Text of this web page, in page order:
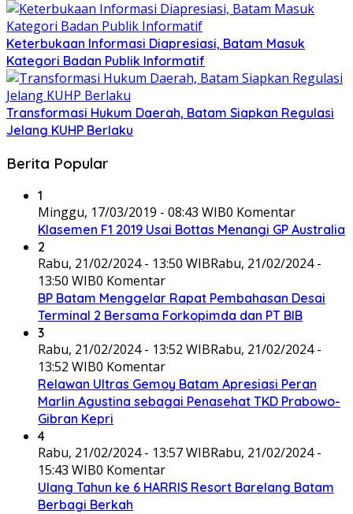
Keterbukaan Informasi Diapresiasi, Batam Masuk
Kategori Badan Publik Informatif
Transformasi Hukum Daerah, Batam Siapkan Regulasi
Jelang KUHP Berlaku
Berita Popular
1
Minggu, 17/03/2019 - 08:43 WIB0 Komentar
Klasemen F1 2019 Usai Bottas Menangi GP Australia
2
Rabu, 21/02/2024 - 13:50 WIBRabu, 21/02/2024 -
13:50 WIB0 Komentar
BP Batam Menggelar Rapat Pembahasan Desai
Terminal 2 Bersama Forkopimda dan PT BIB
3
Rabu, 21/02/2024 - 13:52 WIBRabu, 21/02/2024 -
13:52 WIB0 Komentar
Relawan Ultras Gemoy Batam Apresiasi Peran
Marlin Agustina sebagai Penasehat TKD Prabowo-
Gibran Kepri
4
Rabu, 21/02/2024 - 13:57 WIBRabu, 21/02/2024 -
15:43 WIB0 Komentar
Ulang Tahun ke 6 HARRIS Resort Barelang Batam
Berbagi Berkah